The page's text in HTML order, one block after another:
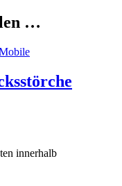
…
innerhalb